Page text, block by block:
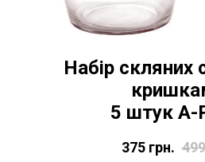
Набір скляних
5 штук A-
375 грн. 499